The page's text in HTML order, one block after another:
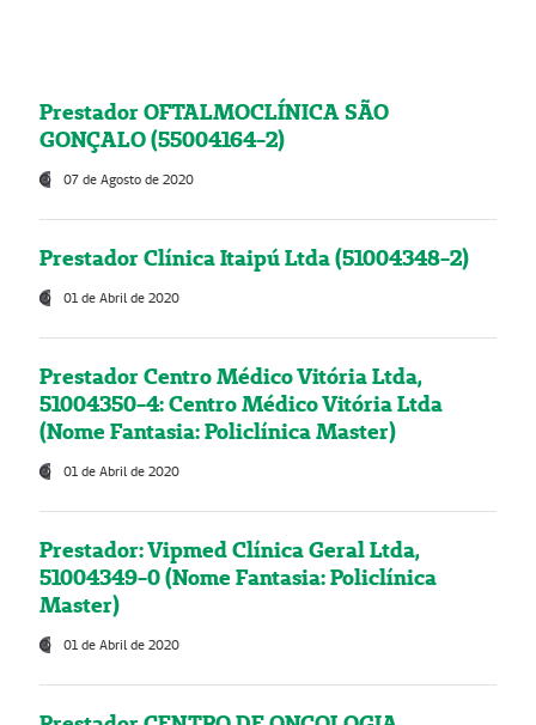
Prestador OFTALMOCLÍNICA SÃO
GONÇALO (55004164-2)
07 de Agosto de 2020
Prestador Clínica Itaipú Ltda (51004348-2)
01 de Abril de 2020
Prestador Centro Médico Vitória Ltda,
51004350-4: Centro Médico Vitória Ltda
(Nome Fantasia: Policlínica Master)
01 de Abril de 2020
Prestador: Vipmed Clínica Geral Ltda,
51004349-0 (Nome Fantasia: Policlínica
Master)
01 de Abril de 2020